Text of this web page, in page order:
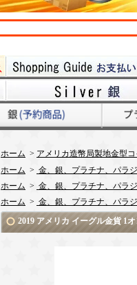
ホーム > アメリカ造幣局製地金型
ホーム > 金、銀、プラチナ、パラ
ホーム > 金、銀、プラチナ、パラ
ホーム > 金、銀、プラチナ、パラ
2019 アメリカ イーグル金貨 1